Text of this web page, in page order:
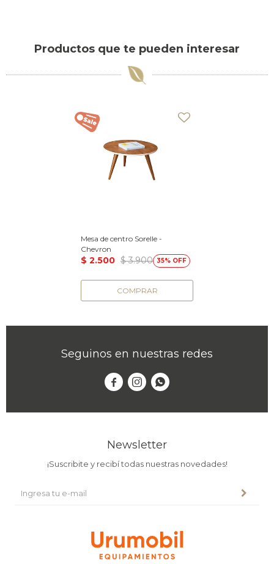
Productos que te pueden interesar
Mesa de centro Sorelle -
Chevron
$ 2.500 $ 3.900 35
Seguinos en nuestras redes
  
Newsletter
¡Suscribite y recibí todas nuestras novedades!